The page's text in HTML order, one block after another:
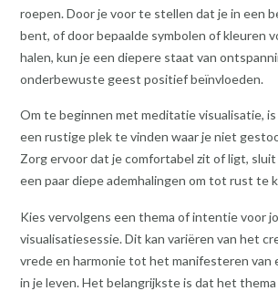
roepen. Door je voor te stellen dat je in een
bent, of door bepaalde symbolen of kleuren
halen, kun je een diepere staat van
onderbewuste geest positief beïnvloeden.
Om te beginnen met meditatie visualisatie,
een rustige plek te vinden waar je niet
Zorg ervoor dat je comfortabel zit of ligt, sluit
een paar diepe ademhalingen om tot rust te
Kies vervolgens een thema of intentie voor
visualisatiesessie. Dit kan variëren van het
vrede en harmonie tot het manifesteren van
in je leven. Het belangrijkste is dat het